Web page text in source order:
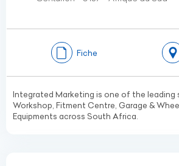
Fiche
Integrated Marketing is one of the leading
Workshop, Fitment Centre, Garage &
Equipments across South Africa.